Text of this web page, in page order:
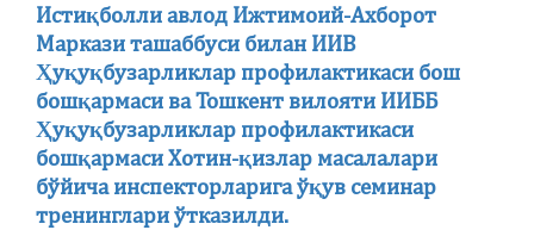
Истиқболли авлод Ижтимоий-Ахборот
Маркази ташаббуси билан ИИВ
Ҳуқуқбузарликлар профилактикаси бош
бошқармаси ва Тошкент вилояти ИИББ
Ҳуқуқбузарликлар профилактикаси
бошқармаси Хотин-қизлар масалалари
бўйича инспекторларига ўқув семинар
тренинглари ўтказилди.